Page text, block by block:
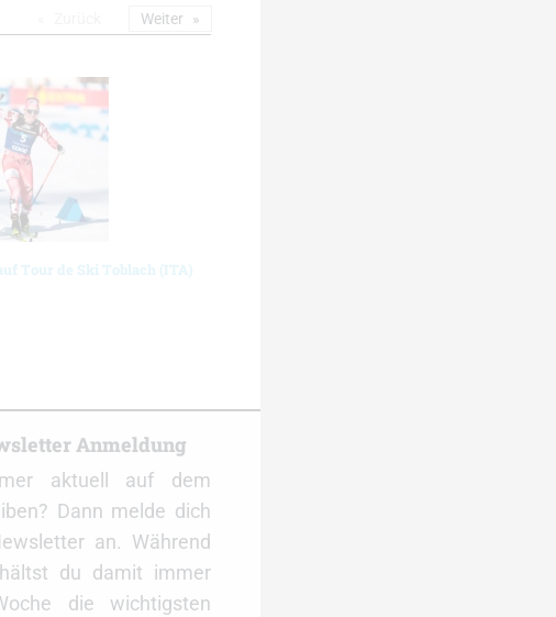
Tour de Ski Toblach (ITA)
Weiter
Anmeldung
aktuell auf dem
Dann melde dich
an. Während
du damit immer
die wichtigsten